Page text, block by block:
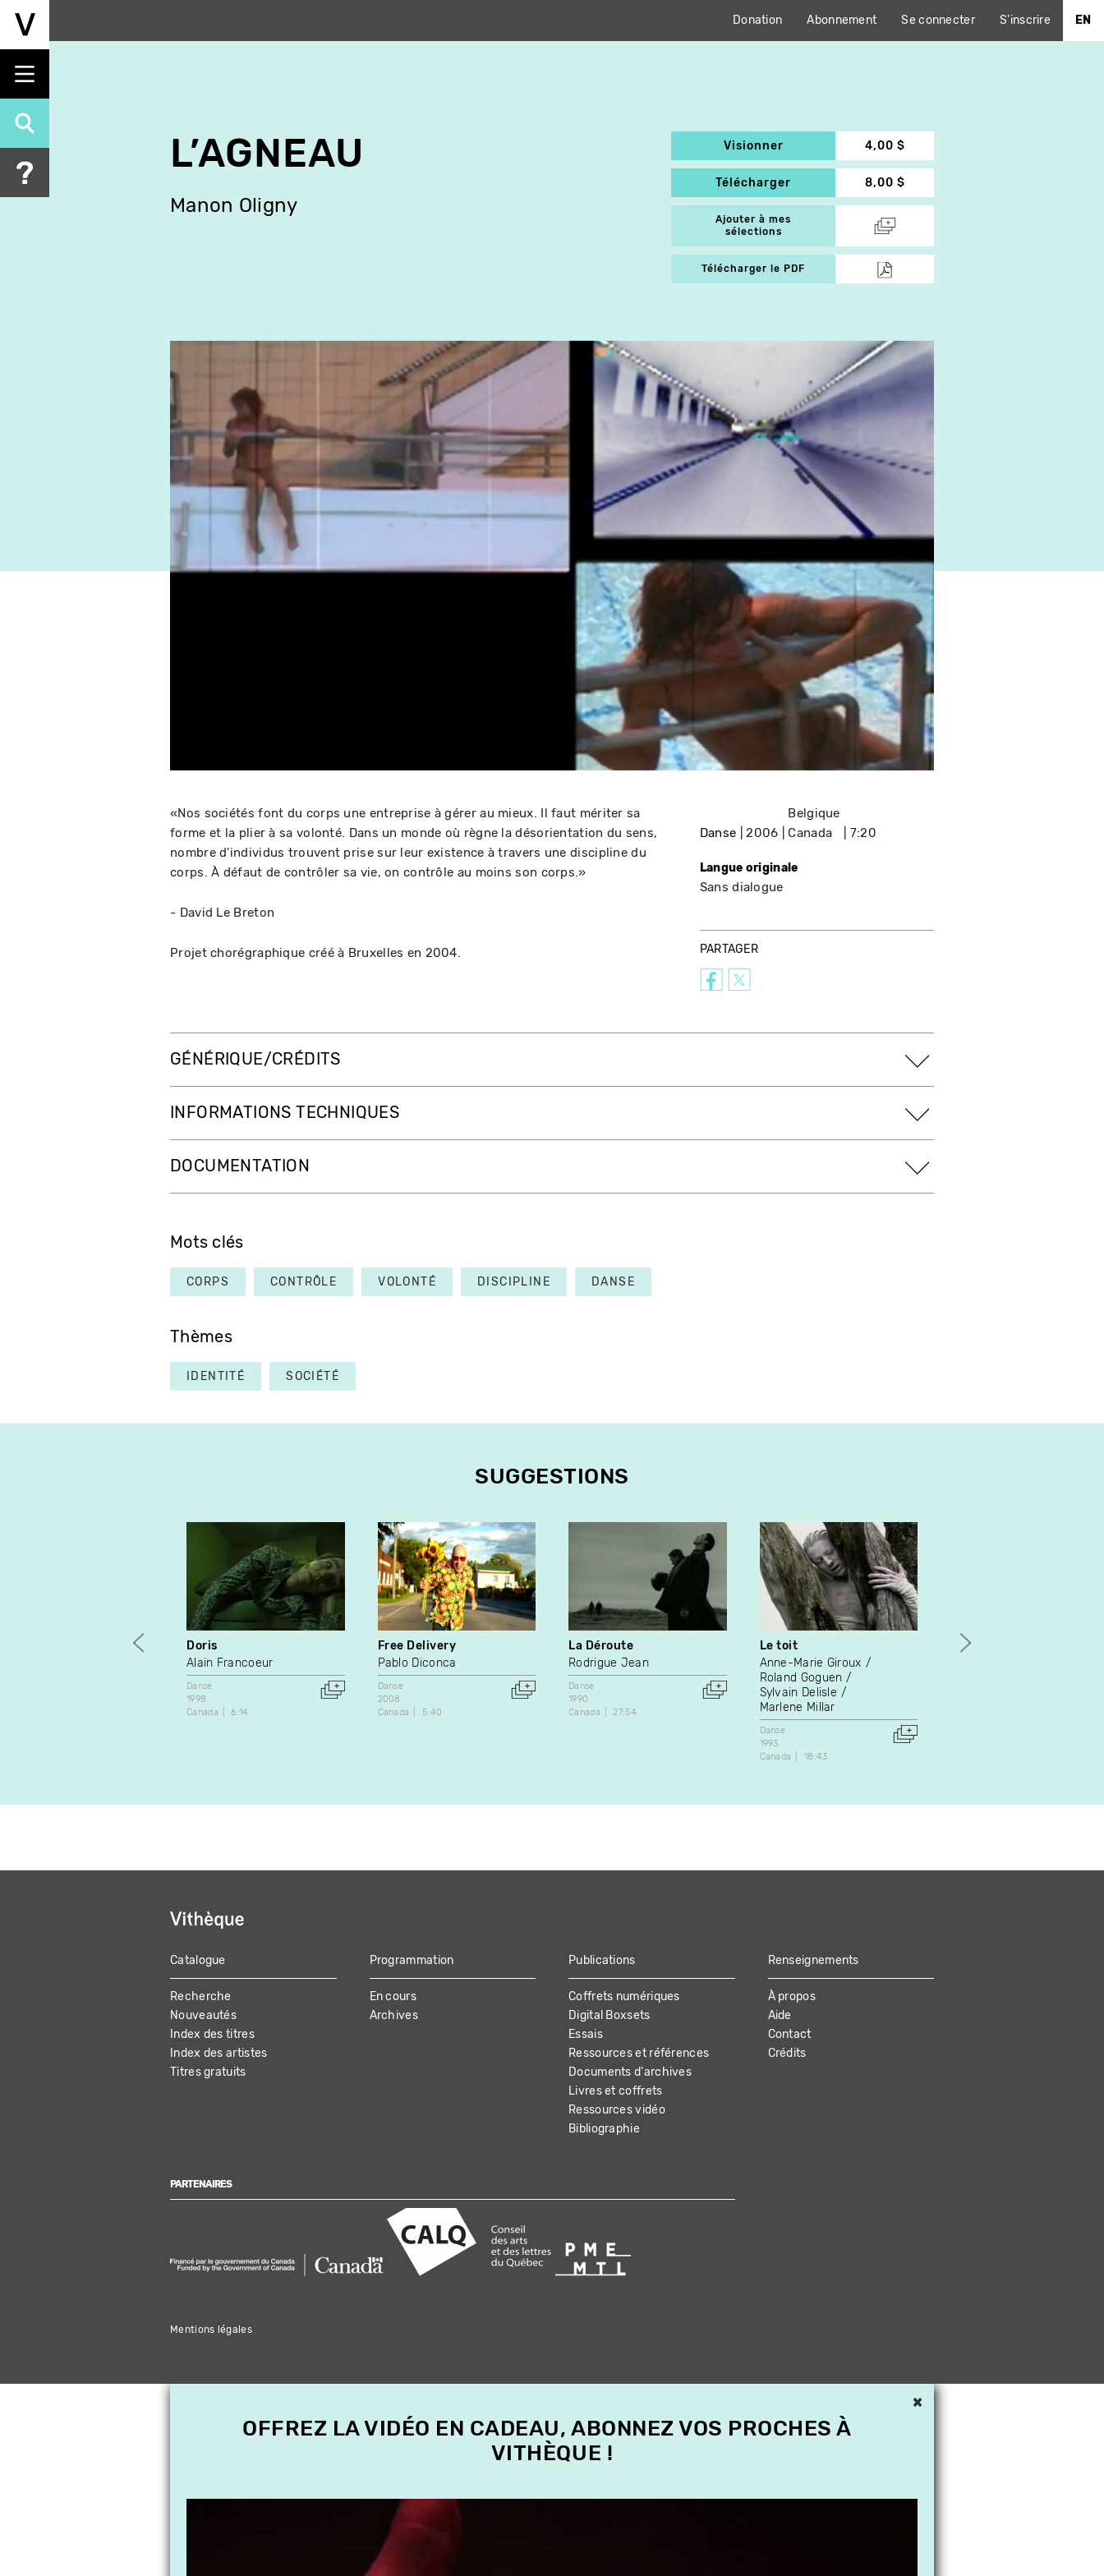
Aller
principal
Donation Abonnement Se connecter S'inscrire EN
L’AGNEAU
Manon Oligny
Visionner 4,00 $
Télécharger 8,00 $
Ajouter à mes
sélections
Télécharger le PDF
«Nos sociétés font du corps une entreprise à gérer au mieux. Il faut mériter sa
forme et la plier à sa volonté. Dans un monde où règne la désorientation du sens,
nombre d'individus trouvent prise sur leur existence à travers une discipline du
corps. À défaut de contrôler sa vie, on contrôle au moins son corps.»
- David Le Breton
Projet chorégraphique créé à Bruxelles en 2004.
Danse 2006
Belgique
Canada
7:20
Langue originale
Sans dialogue
PARTAGER
GÉNÉRIQUE/CRÉDITS
INFORMATIONS TECHNIQUES
DOCUMENTATION
Mots clés
CORPS CONTRÔLE VOLONTÉ DISCIPLINE DANSE
Thèmes
IDENTITÉ SOCIÉTÉ
SUGGESTIONS
Doris
Alain Francoeur
Danse
1998
Canada
6:14
Free Delivery
Pablo Diconca
Danse
2008
Canada
5:40
La Déroute
Rodrigue Jean
Danse
1990
Canada
27:54
Le toit
Anne-Marie Giroux
Roland Goguen
Sylvain Delisle
Marlene Millar
Danse
1993
Canada
18:43
La Claque - Cheer
MAIN
NAVIGATION
Catalogue
Recherche
Nouveautés
Index des titres
Index des artistes
Titres gratuits
Programmation
En cours
Archives
Publications
Coffrets numériques
Digital Boxsets
Essais
Ressources et références
Documents d'archives
Livres et coffrets
Ressources vidéo
Bibliographie
Renseignements
À propos
Aide
Contact
Crédits
PARTENAIRES
Mentions légales
×
OFFREZ LA VIDÉO EN CADEAU, ABONNEZ VOS PROCHES À
VITHÈQUE !